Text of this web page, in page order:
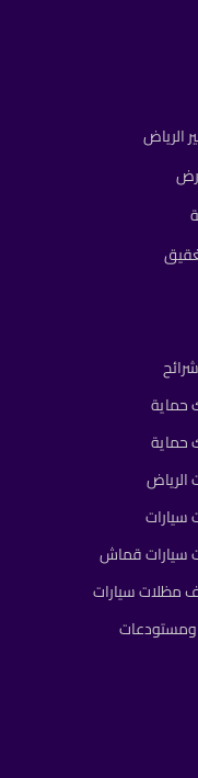
الرياض
حماية
حماية
الرياض
سيارات
سيارات قماش
مظلات سيارات
ومستودعات